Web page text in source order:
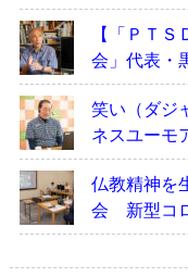
【「ＰＴ
会」代表・
笑い（ダジ
ネスユーモ
仏教精神を
会 新型コ